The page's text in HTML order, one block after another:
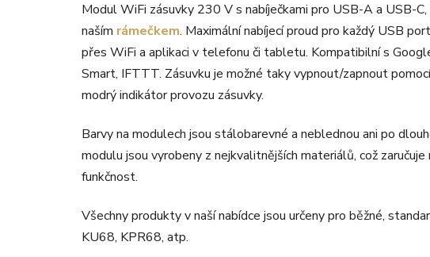
Modul WiFi zásuvky 230 V s nabíječkami pro USB-A a USB-
naším rámečkem. Maximální nabíjecí proud pro každý USB
přes WiFi a aplikaci v telefonu či tabletu. Kompatibilní s
Smart, IFTTT. Zásuvku je možné taky vypnout/zapnout
modrý indikátor provozu zásuvky.
Barvy na modulech jsou stálobarevné a neblednou ani po
modulu jsou vyrobeny z nejkvalitnějších materiálů, což
funkčnost.
Všechny produkty v naší nabídce jsou určeny pro běžné,
KU68, KPR68, atp.